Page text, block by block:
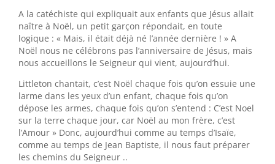
A la catéchiste qui expliquait aux enfants que Jésus allait
naître à Noël, un petit garçon répondait, en toute
logique : « Mais, il était déjà né l’année dernière ! » A
Noël nous ne célébrons pas l’anniversaire de Jésus, mais
nous accueillons le Seigneur qui vient, aujourd’hui.
Littleton chantait, c’est Noël chaque fois qu’on essuie une
larme dans les yeux d’un enfant, chaque fois qu’on
dépose les armes, chaque fois qu’on s’entend : C’est Noel
sur la terre chaque jour, car Noël au mon frère, c’est
l’Amour » Donc, aujourd’hui comme au temps d’Isaïe,
comme au temps de Jean Baptiste, il nous faut préparer
les chemins du Seigneur ..